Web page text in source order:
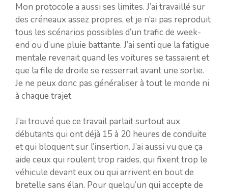
Mon protocole a aussi ses limites. J’ai travaillé sur
des créneaux assez propres, et je n’ai pas reproduit
tous les scénarios possibles d’un trafic de week-
end ou d’une pluie battante. J’ai senti que la fatigue
mentale revenait quand les voitures se tassaient et
que la file de droite se resserrait avant une sortie.
Je ne peux donc pas généraliser à tout le monde ni
à chaque trajet.
J’ai trouvé que ce travail parlait surtout aux
débutants qui ont déjà 15 à 20 heures de conduite
et qui bloquent sur l’insertion. J’ai aussi vu que ça
aide ceux qui roulent trop raides, qui fixent trop le
véhicule devant eux ou qui arrivent en bout de
bretelle sans élan. Pour quelqu’un qui accepte de